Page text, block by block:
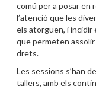
comú per a posar
l’atenció que les
els atorguen, i incidir
que permeten
drets.
Les sessions s’han
tallers, amb els